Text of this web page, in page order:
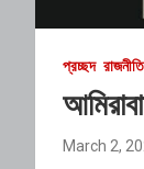
প্রচ্ছদ রাজনীতি
March 2,